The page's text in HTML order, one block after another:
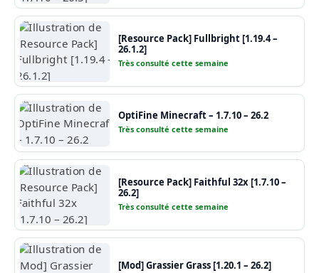
[Resource Pack] Fullbright [1.19.4 –
26.1.2]
Très consulté cette semaine
OptiFine Minecraft – 1.7.10 – 26.2
Très consulté cette semaine
[Resource Pack] Faithful 32x [1.7.10 –
26.2]
Très consulté cette semaine
[Mod] Grassier Grass [1.20.1 – 26.2]